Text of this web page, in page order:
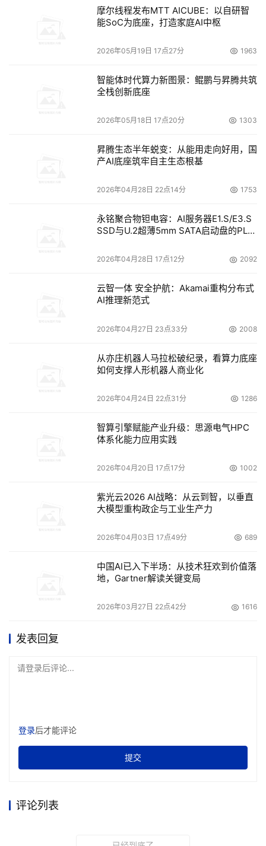
完成NFEC移动金融客户端人脸识别技术检测的产品。
中心”）首个面向人脸识别系统安全性的国家级检测与评估
在中国信通院发起的“可信AI：人脸识别评估”中，“腾讯云慧
眼人脸核身V3.0”获评为优秀级（四级）安全防护等级，成
通过权威机构安全检测，在防纸质面具攻击、防纸质照片攻
频翻拍攻击、防注入视频（摄像头劫持）攻击、活体检测测
通过针对人脸信息处理场景的系列评估，荣获国内首批“个
人信息保护影响评估”（PIA）二星级+认证（APFI类）。
未来，腾讯云慧眼人脸核身将持续升级身份核验安全能力，
应对不断演进的深度合成与AI伪造威胁，为千行百业提供更
本文来源于DOIT传媒，文章内容仅供参考，不构成投资建议。
摩尔线程发布MTT AICUBE：以自研智
能SoC为底座，打造家庭AI中枢
2026年05月19日 17点27分 1963
智能体时代算力新图景：鲲鹏与昇腾共筑
全栈创新底座
2026年05月18日 17点20分 1303
昇腾生态半年蜕变：从能用走向好用，国
产AI底座筑牢自主生态根基
2026年04月28日 22点14分 1753
永铭聚合物钽电容：AI服务器E1.S/E3.S
SSD与U.2超薄5mm SATA启动盘的PLP
2026年04月28日 17点12分 2092
云智一体 安全护航：Akamai重构分布式
AI推理新范式
2026年04月27日 23点33分 2008
从亦庄机器人马拉松破纪录，看算力底座
如何支撑人形机器人商业化
2026年04月24日 22点31分 1286
智算引擎赋能产业升级：思源电气HPC
体系化能力应用实践
2026年04月20日 17点17分 1002
紫光云2026 AI战略：从云到智，以垂直
大模型重构政企与工业生产力
2026年04月03日 17点49分 689
中国AI已入下半场：从技术狂欢到价值落
地，Gartner解读关键变局
2026年03月27日 22点42分 1616
发表回复
请登录后评论...
登录后才能评论
提交
评论列表